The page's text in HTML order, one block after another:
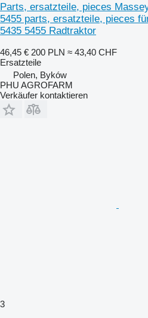
Parts, ersatzteile, pieces
5455 parts, ersatzteile, pieces
5435 5455 Radtraktor
46,45 € 200 PLN ≈ 43,40 CHF
Ersatzteile
Polen, Byków
PHU AGROFARM
Verkäufer kontaktieren
3